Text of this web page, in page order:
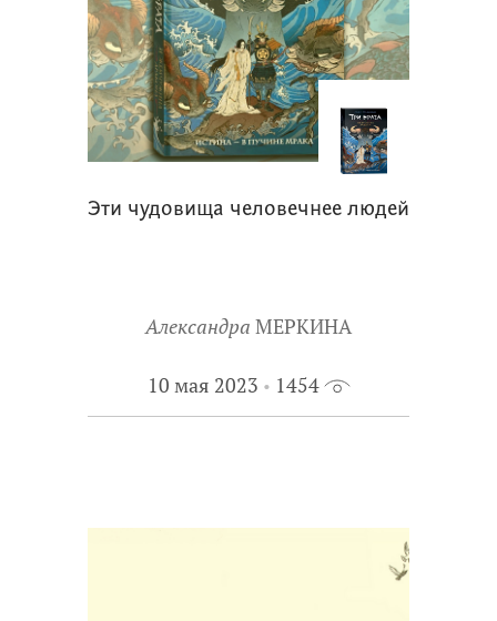
Эти чудовища человечнее людей
Александра МЕРКИНА
10 мая 2023 1454